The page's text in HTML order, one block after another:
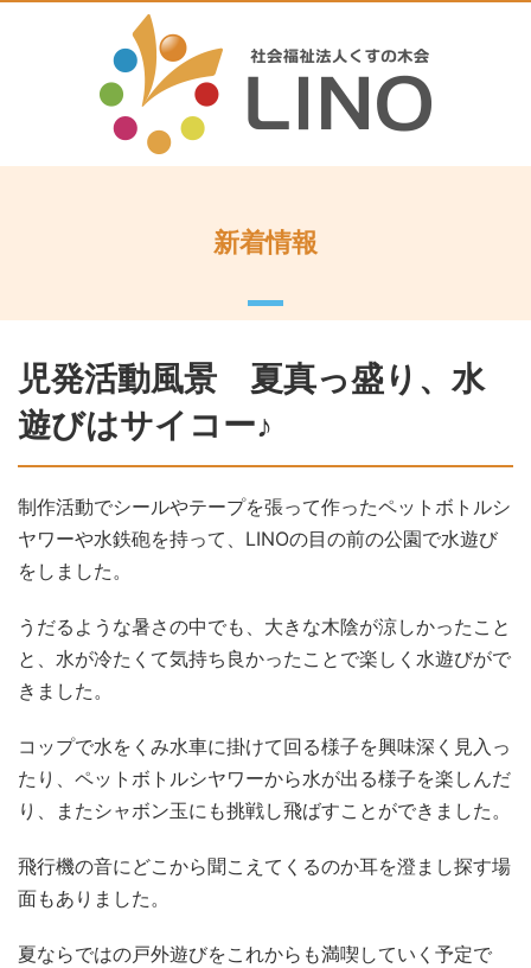
新着情報
児発活動風景 夏真っ盛り、水
遊びはサイコー♪
制作活動でシールやテープを張って作ったペットボトルシ
ヤワーや水鉄砲を持って、LINOの目の前の公園で水遊び
をしました。
うだるような暑さの中でも、大きな木陰が涼しかったこと
と、水が冷たくて気持ち良かったことで楽しく水遊びがで
きました。
コップで水をくみ水車に掛けて回る様子を興味深く見入っ
たり、ペットボトルシヤワーから水が出る様子を楽しんだ
り、またシャボン玉にも挑戦し飛ばすことができました。
飛行機の音にどこから聞こえてくるのか耳を澄まし探す場
面もありました。
夏ならではの戸外遊びをこれからも満喫していく予定で